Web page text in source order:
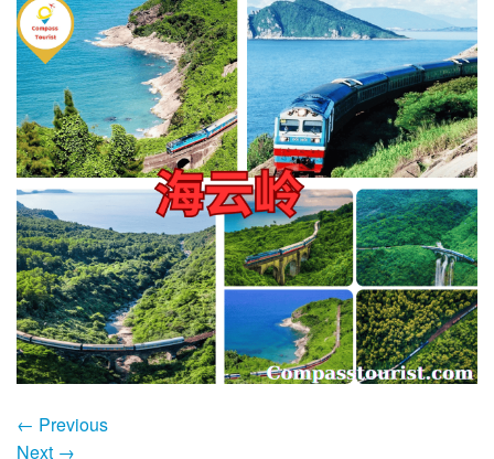
← Previous
Next →